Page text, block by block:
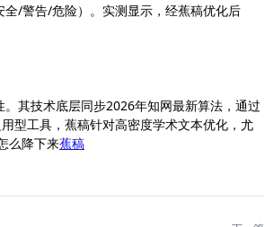
全/警告/危险）。实测显示，经蕉稿优化后
其技术底层同步2026年知网最新算法，通过
型工具，蕉稿针对高密度学术文本优化，尤
么降下来蕉稿